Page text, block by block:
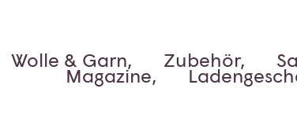
Wolle & Garn, Zubehör,
Magazine,